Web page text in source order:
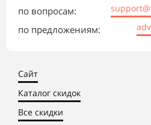
по вопросам:
по предложениям:
Сайт
Каталог скидок
Все скидки